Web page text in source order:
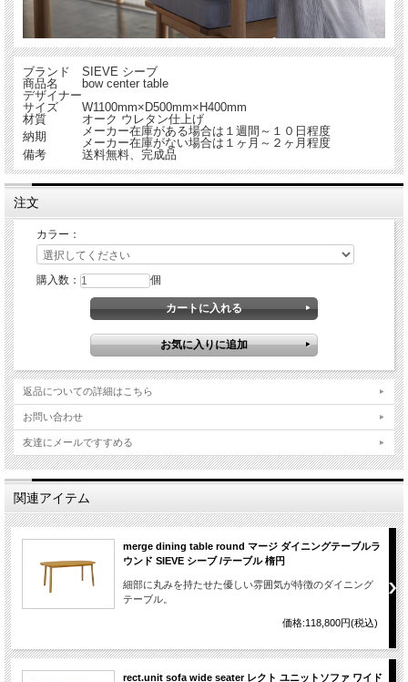
ブランド
SIEVE シーブ
商品名
bow center table
デザイナー
サイズ
W1100mm×D500mm×H400mm
材質
オーク ウレタン仕上げ
納期
メーカー在庫がある場合は１週間～１０日程度
メーカー在庫がない場合は１ヶ月～２ヶ月程度
備考
送料無料、完成品
注文
カラー：
購入数： 個
返品についての詳細はこちら
お問い合わせ
友達にメールですすめる
関連アイテム
merge dining table round マージ ダイニングテーブルラ
ウンド SIEVE シーブ /テーブル 楕円
細部に丸みを持たせた優しい雰囲気が特徴のダイニング
テーブル。
価格:118,800円(税込)
rect.unit sofa wide seater レクト ユニットソファ ワイド